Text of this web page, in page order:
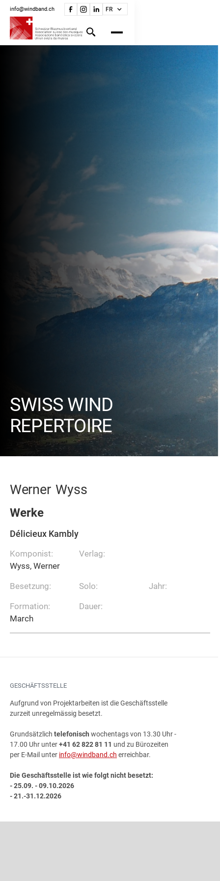
info@windband.ch FR
SWISS WIND
REPERTOIRE
Werner Wyss
Werke
Délicieux Kambly
Komponist:
Wyss, Werner
Besetzung:
Formation:
March
Verlag:
Solo:
Dauer:
Jahr:
GESCHÄFTSSTELLE
Aufgrund von Projektarbeiten ist die Geschäftsstelle
zurzeit unregelmässig besetzt.
Grundsätzlich telefonisch wochentags von 13.30 Uhr -
17.00 Uhr unter+41 62 822 81 11 und zu Bürozeiten
per E-Mail unter info@windband.ch erreichbar.
Die Geschäftsstelle ist wie folgt nicht besetzt:
- 25.09. - 09.10.2026
- 21.-31.12.2026